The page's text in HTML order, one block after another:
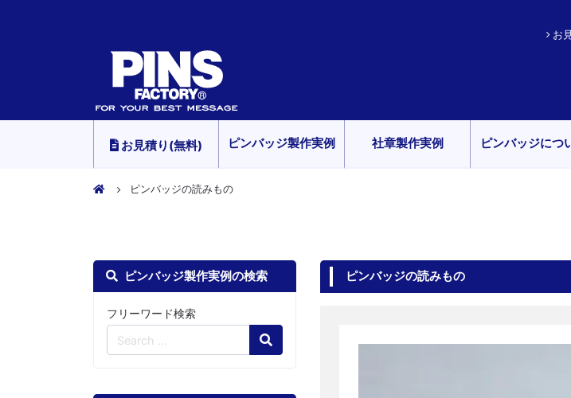
お
お見積り(無料) ピンバッジ製作実例 社章製作実例 ピンバッジにつ
ピンバッジの読みもの
ピンバッジ製作実例の検索
フリーワード検索
Search
ピンバッジの読みもの